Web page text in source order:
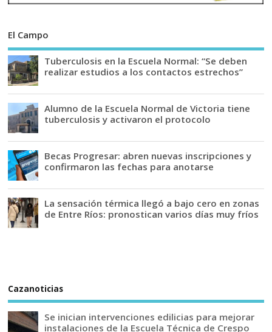
El Campo
Tuberculosis en la Escuela Normal: “Se deben
realizar estudios a los contactos estrechos”
Alumno de la Escuela Normal de Victoria tiene
tuberculosis y activaron el protocolo
Becas Progresar: abren nuevas inscripciones y
confirmaron las fechas para anotarse
La sensación térmica llegó a bajo cero en zonas
de Entre Ríos: pronostican varios días muy fríos
Cazanoticias
Se inician intervenciones edilicias para mejorar
instalaciones de la Escuela Técnica de Crespo